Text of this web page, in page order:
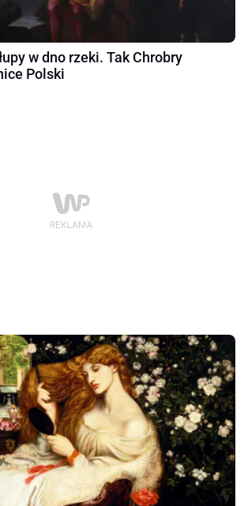
w dno rzeki. Tak Chrobry
Polski